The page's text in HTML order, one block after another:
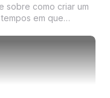
sobre como criar um
em que